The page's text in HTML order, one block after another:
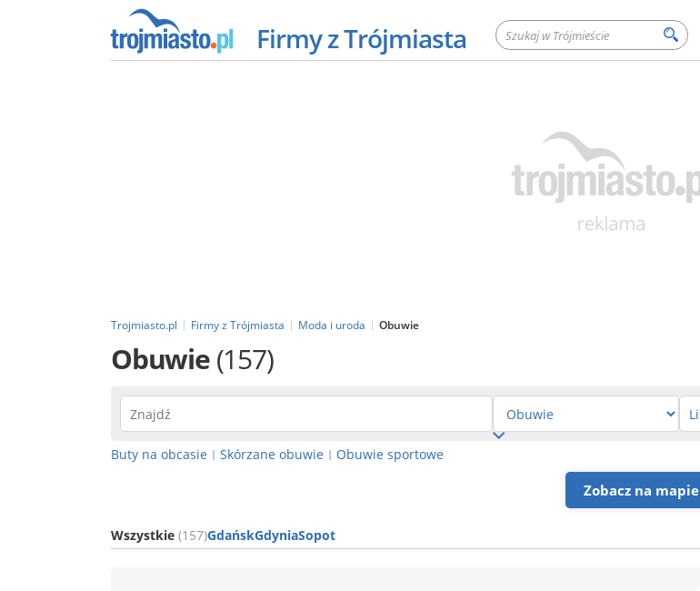
Firmy z Trójmiasta
Trojmiasto.pl Firmy z Trójmiasta Moda i uroda Obuwie
Obuwie(157)
Buty na obcasie | Skórzane obuwie | Obuwie sportowe
Zobacz na mapie
Wszystkie (157)GdańskGdyniaSopot